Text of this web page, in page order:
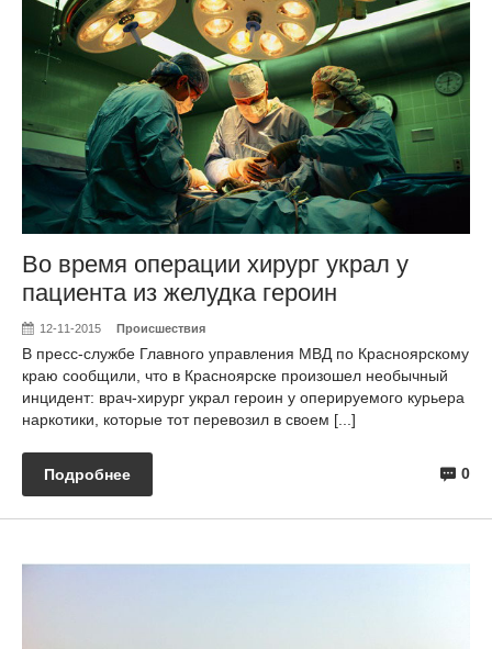
Во время операции хирург украл у
пациента из желудка героин
12-11-2015 Происшествия
В пресс-службе Главного управления МВД по Красноярскому
краю сообщили, что в Красноярске произошел необычный
инцидент: врач-хирург украл героин у оперируемого курьера
наркотики, которые тот перевозил в своем [...]
0
Подробнее